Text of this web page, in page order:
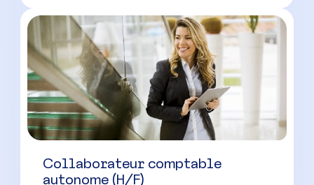
Collaborateur comptable
autonome (H/F)